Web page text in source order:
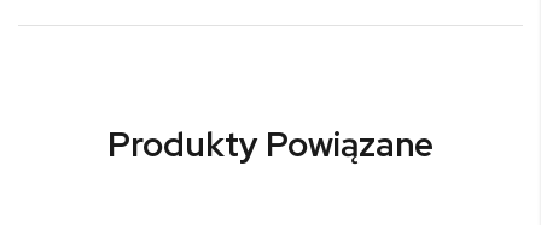
Produkty Powiązane